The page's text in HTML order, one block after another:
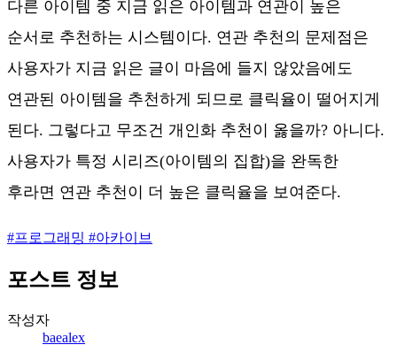
다른 아이템 중 지금 읽은 아이템과 연관이 높은
순서로 추천하는 시스템이다. 연관 추천의 문제점은
사용자가 지금 읽은 글이 마음에 들지 않았음에도
연관된 아이템을 추천하게 되므로 클릭율이 떨어지게
된다. 그렇다고 무조건 개인화 추천이 옳을까? 아니다.
사용자가 특정 시리즈(아이템의 집합)을 완독한
후라면 연관 추천이 더 높은 클릭율을 보여준다.
#프로그래밍 #아카이브
포스트 정보
작성자
baealex